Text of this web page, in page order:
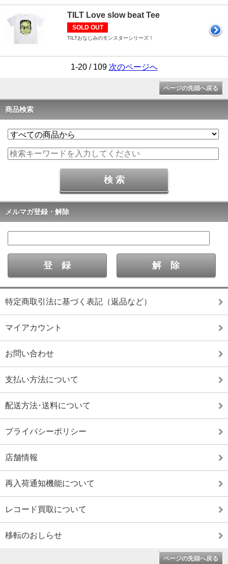
TILT Love slow beat Tee
SOLD OUT
TILTおなじみのモンスターシリーズ！
1-20 / 109 次のページへ
ページの先頭へ戻る
商品検索
メルマガ登録・解除
特定商取引法に基づく表記（返品など）
マイアカウント
お問い合わせ
支払い方法について
配送方法･送料について
プライバシーポリシー
店舗情報
再入荷通知機能について
レコード買取について
移転のおしらせ
ページの先頭へ戻る